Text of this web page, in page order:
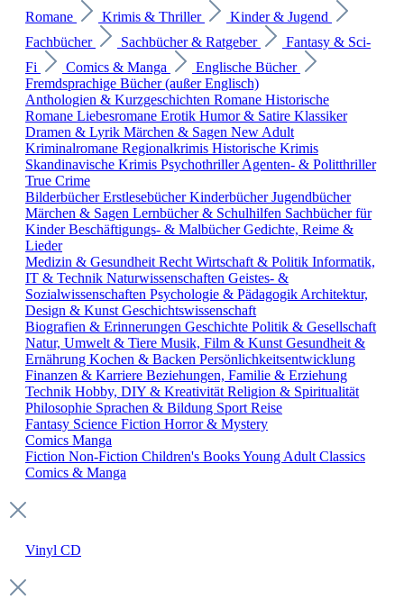
Romane Krimis & Thriller
Kinder & Jugend
Fachbücher
Sachbücher & Ratgeber
Fantasy & Sci-
Fi
Comics & Manga
Englische Bücher
Fremdsprachige Bücher (außer Englisch)
Anthologien & Kurzgeschichten Romane Historische
Romane Liebesromane Erotik Humor & Satire Klassiker
Dramen & Lyrik Märchen & Sagen New Adult
Kriminalromane Regionalkrimis Historische Krimis
Skandinavische Krimis PsychothrillerAgenten- & Politthriller
True Crime
BilderbücherErstlesebücherKinderbücherJugendbücher
Märchen & Sagen Lernbücher & Schulhilfen Sachbücher für
KinderBeschäftigungs- & MalbücherGedichte, Reime &
Lieder
Medizin & Gesundheit Recht Wirtschaft & Politik Informatik,
IT & Technik Naturwissenschaften Geistes- &
Sozialwissenschaften Psychologie & Pädagogik Architektur,
Design & Kunst Geschichtswissenschaft
Biografien & Erinnerungen Geschichte Politik & Gesellschaft
Natur, Umwelt & Tiere Musik, Film & Kunst Gesundheit &
Ernährung Kochen & Backen Persönlichkeitsentwicklung
Finanzen & Karriere Beziehungen, Familie & Erziehung
Technik Hobby, DIY & Kreativität Religion & Spiritualität
Philosophie Sprachen & Bildung Sport Reise
Fantasy Science Fiction Horror & Mystery
Comics Manga
Fiction Non-Fiction Children's BooksYoung Adult Classics
Comics & Manga
Vinyl CD